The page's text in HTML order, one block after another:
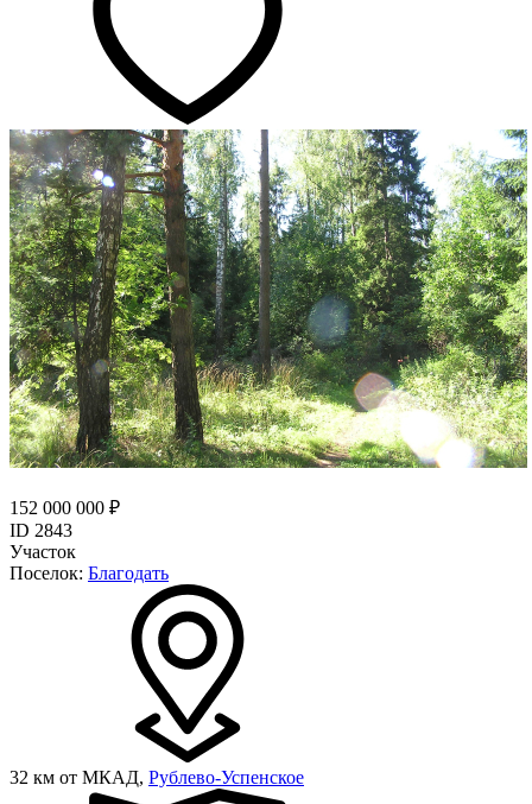
152 000 000 ₽
ID 2843
Участок
Поселок: Благодать
32 км от МКАД, Рублево-Успенское